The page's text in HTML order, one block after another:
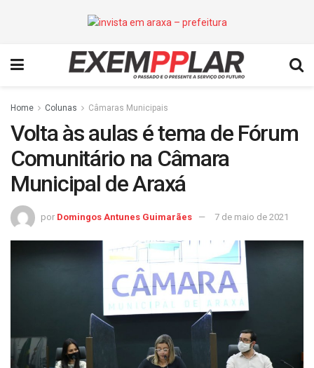
Home Colunas Câmaras Municipais
Volta às aulas é tema de Fórum
Comunitário na Câmara
Municipal de Araxá
por Domingos Antunes Guimarães 7 de maio de 2021